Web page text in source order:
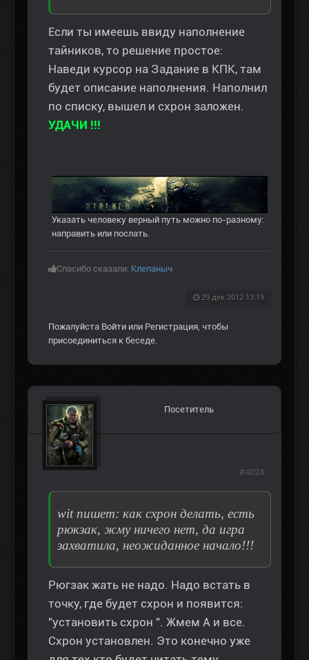
Если ты имеешь ввиду наполнение
тайников, то решение простое:
Наведи курсор на Задание в КПК, там
будет описание наполнения. Наполнил
по списку, вышел и схрон заложен.
УДАЧИ !!!
Указать человеку верный путь можно по-разному:
направить или послать.
Спасибо сказали: Клепаныч
29 дек 2012 13:19
Пожалуйста Войти или Регистрация , чтобы
присоединиться к беседе.
Посетитель
wit пишет: как схрон делать, есть
рюкзак, жму ничего нет, да игра
захватила, неожиданное начало!!!
Рюгзак жать не надо. Надо встать в
точку, где будет схрон и появится:
"установить схрон ". Жмем А и все.
Схрон установлен. Это конечно уже
#4824